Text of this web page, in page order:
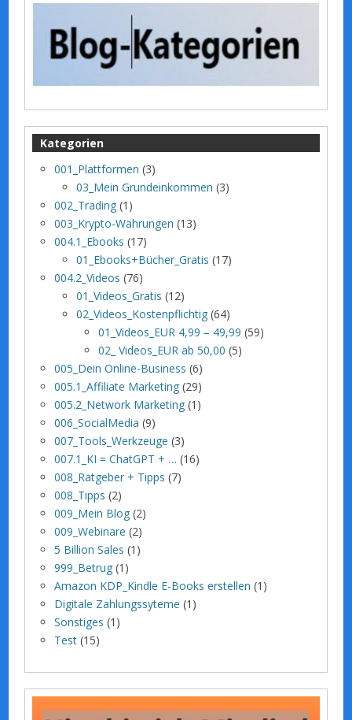
Kategorien
001_Plattformen (3)
03_Mein Grundeinkommen (3)
002_Trading (1)
003_Krypto-Währungen (13)
004.1_Ebooks (17)
01_Ebooks+Bücher_Gratis (17)
004.2_Videos (76)
01_Videos_Gratis (12)
02_Videos_Kostenpflichtig (64)
01_Videos_EUR 4,99 – 49,99 (59)
02_ Videos_EUR ab 50,00 (5)
005_Dein Online-Business (6)
005.1_Affiliate Marketing (29)
005.2_Network Marketing (1)
006_SocialMedia (9)
007_Tools_Werkzeuge (3)
007.1_KI = ChatGPT + … (16)
008_Ratgeber + Tipps (7)
008_Tipps (2)
009_Mein Blog (2)
009_Webinare (2)
5 Billion Sales (1)
999_Betrug (1)
Amazon KDP_Kindle E-Books erstellen (1)
Digitale Zahlungssyteme (1)
Sonstiges (1)
Test (15)